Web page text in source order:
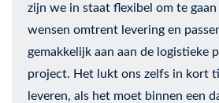
zijn we in staat flexibel om te
wensen omtrent levering en
gemakkelijk aan aan de logistieke
project. Het lukt ons zelfs in kort
leveren, als het moet binnen een